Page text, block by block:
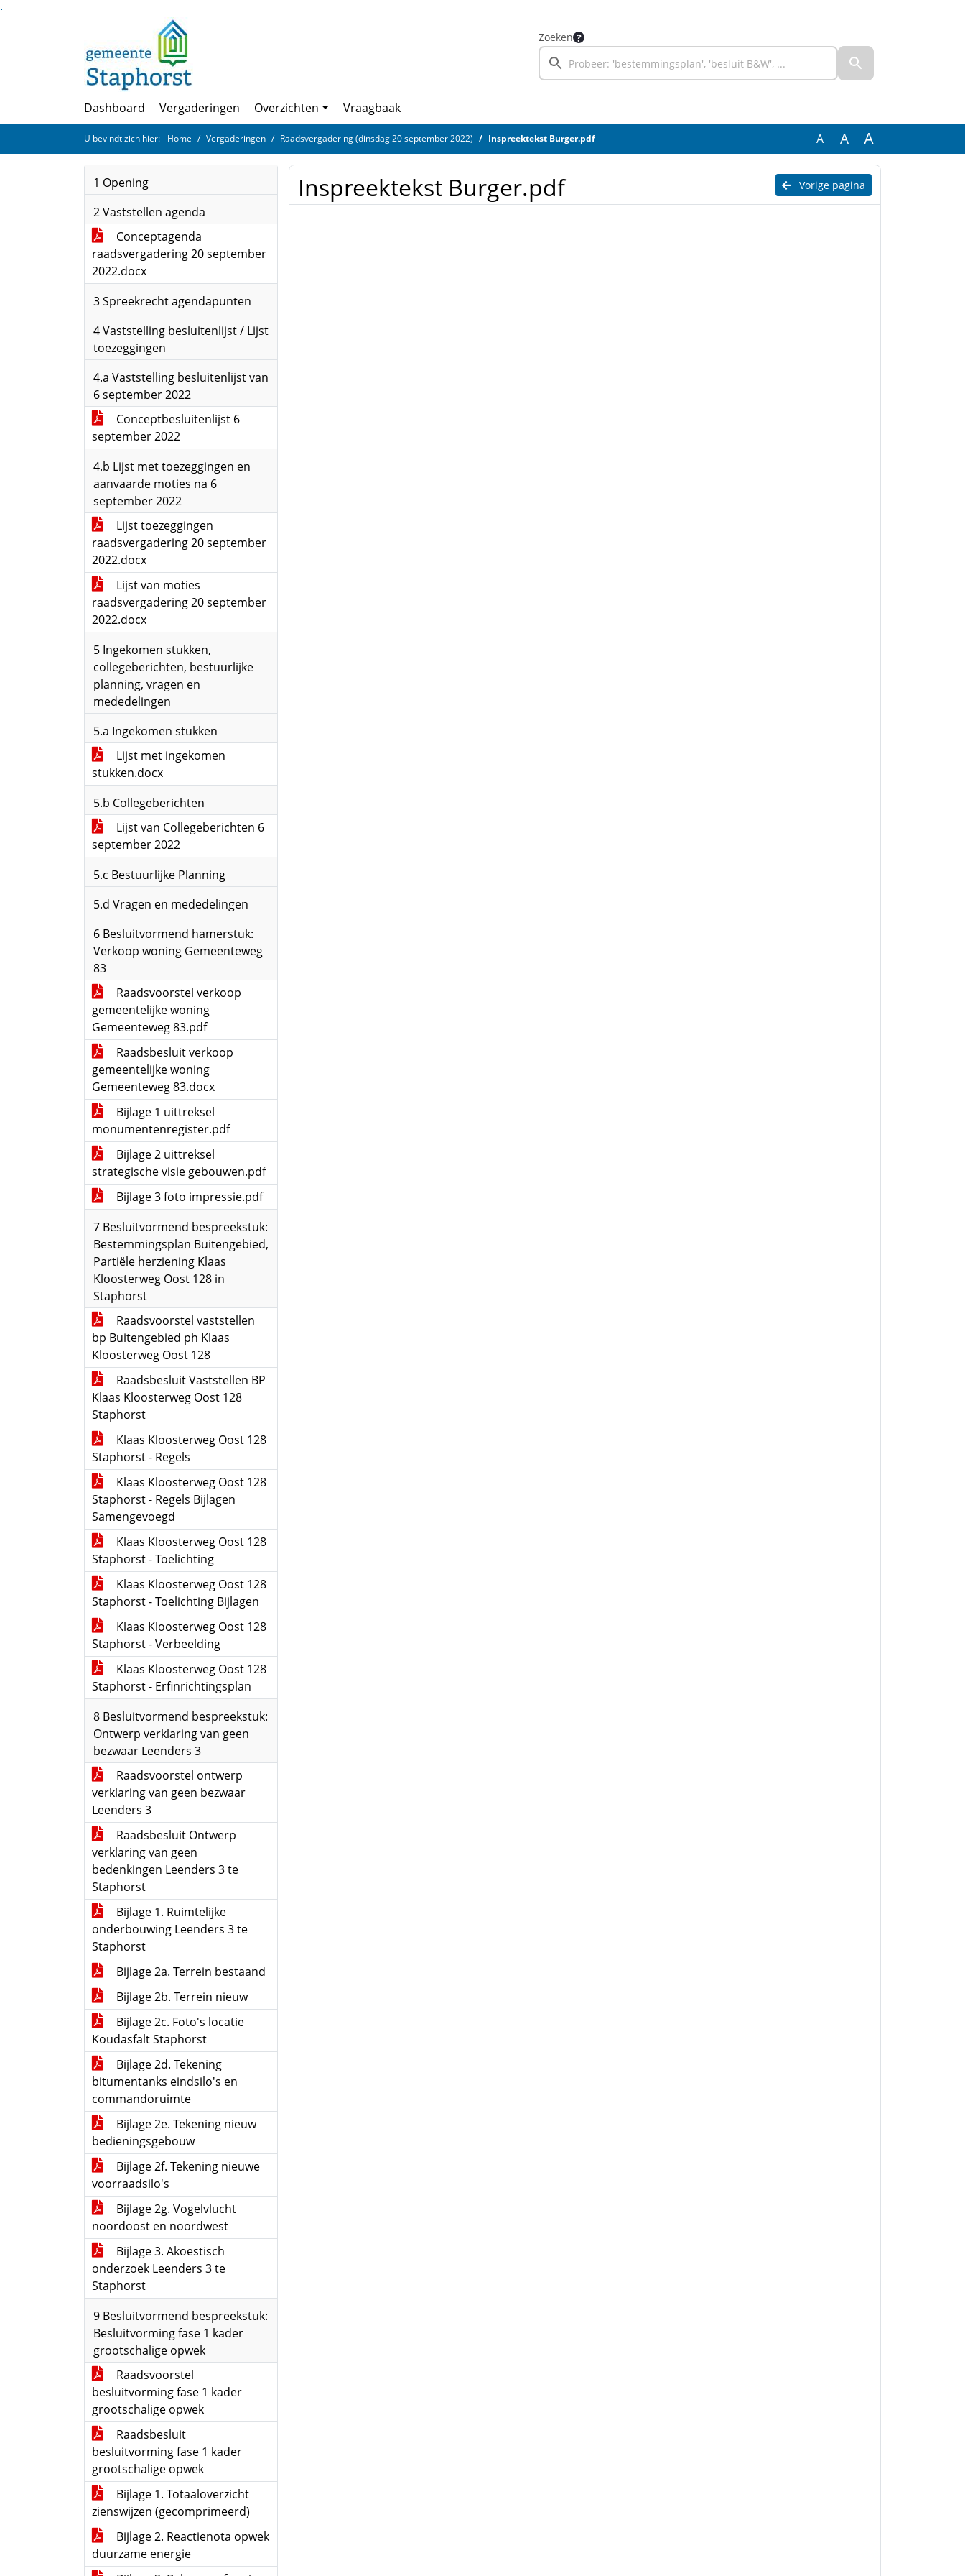
Ga naar de inhoud van deze pagina
Zoeken
Dashboard Vergaderingen Overzichten Vraagbaak
U bevindt zich hier: Home Vergaderingen Raadsvergadering (dinsdag 20 september 2022) Inspreektekst Burger.pdf A A A
1 Opening
2 Vaststellen agenda
Conceptagenda
raadsvergadering 20 september
2022.docx
3 Spreekrecht agendapunten
4 Vaststelling besluitenlijst / Lijst
toezeggingen
4.a Vaststelling besluitenlijst van
6 september 2022
Conceptbesluitenlijst 6
september 2022
4.b Lijst met toezeggingen en
aanvaarde moties na 6
september 2022
Lijst toezeggingen
raadsvergadering 20 september
2022.docx
Lijst van moties
raadsvergadering 20 september
2022.docx
5 Ingekomen stukken,
collegeberichten, bestuurlijke
planning, vragen en
mededelingen
5.a Ingekomen stukken
Lijst met ingekomen
stukken.docx
5.b Collegeberichten
Lijst van Collegeberichten 6
september 2022
5.c Bestuurlijke Planning
5.d Vragen en mededelingen
6 Besluitvormend hamerstuk:
Verkoop woning Gemeenteweg
83
Raadsvoorstel verkoop
gemeentelijke woning
Gemeenteweg 83.pdf
Raadsbesluit verkoop
gemeentelijke woning
Gemeenteweg 83.docx
Bijlage 1 uittreksel
monumentenregister.pdf
Bijlage 2 uittreksel
strategische visie gebouwen.pdf
Bijlage 3 foto impressie.pdf
7 Besluitvormend bespreekstuk:
Bestemmingsplan Buitengebied,
Partiële herziening Klaas
Kloosterweg Oost 128 in
Staphorst
Raadsvoorstel vaststellen
bp Buitengebied ph Klaas
Kloosterweg Oost 128
Raadsbesluit Vaststellen BP
Klaas Kloosterweg Oost 128
Staphorst
Klaas Kloosterweg Oost 128
Staphorst - Regels
Klaas Kloosterweg Oost 128
Staphorst - Regels Bijlagen
Samengevoegd
Klaas Kloosterweg Oost 128
Staphorst - Toelichting
Klaas Kloosterweg Oost 128
Staphorst - Toelichting Bijlagen
Klaas Kloosterweg Oost 128
Staphorst - Verbeelding
Klaas Kloosterweg Oost 128
Staphorst - Erfinrichtingsplan
8 Besluitvormend bespreekstuk:
Ontwerp verklaring van geen
bezwaar Leenders 3
Raadsvoorstel ontwerp
verklaring van geen bezwaar
Leenders 3
Raadsbesluit Ontwerp
verklaring van geen
bedenkingen Leenders 3 te
Staphorst
Bijlage 1. Ruimtelijke
onderbouwing Leenders 3 te
Staphorst
Bijlage 2a. Terrein bestaand
Bijlage 2b. Terrein nieuw
Bijlage 2c. Foto's locatie
Koudasfalt Staphorst
Bijlage 2d. Tekening
bitumentanks eindsilo's en
commandoruimte
Bijlage 2e. Tekening nieuw
bedieningsgebouw
Bijlage 2f. Tekening nieuwe
voorraadsilo's
Bijlage 2g. Vogelvlucht
noordoost en noordwest
Bijlage 3. Akoestisch
onderzoek Leenders 3 te
Staphorst
9 Besluitvormend bespreekstuk:
Besluitvorming fase 1 kader
grootschalige opwek
Raadsvoorstel
besluitvorming fase 1 kader
grootschalige opwek
Raadsbesluit
besluitvorming fase 1 kader
grootschalige opwek
Bijlage 1. Totaaloverzicht
zienswijzen (gecomprimeerd)
Bijlage 2. Reactienota opwek
duurzame energie
Vorige pagina
Inspreektekst Burger.pdf